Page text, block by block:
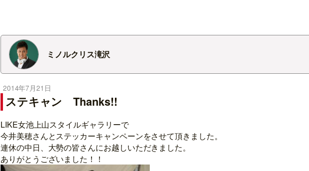
ミノルクリス滝沢
2014年7月21日
ステキャン Thanks!!
LIKE女池上山スタイルギャラリーで
今井美穂さんとステッカーキャンペーンをさせて頂きました。
連休の中日、大勢の皆さんにお越しいただきました。
ありがとうございました！！